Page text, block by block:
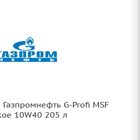
G-Profi MSF
10W40 205 л